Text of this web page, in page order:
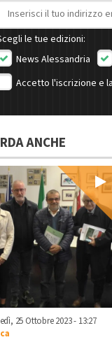
email
le tue edizioni:
News Alessandria
Accetto l'iscrizione e
ANCHE
25 Ottobre 2023 - 13:27